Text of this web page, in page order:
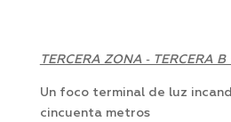
TERCERA ZONA ‑ TERCERA
Un foco terminal de luz
cincuenta metros